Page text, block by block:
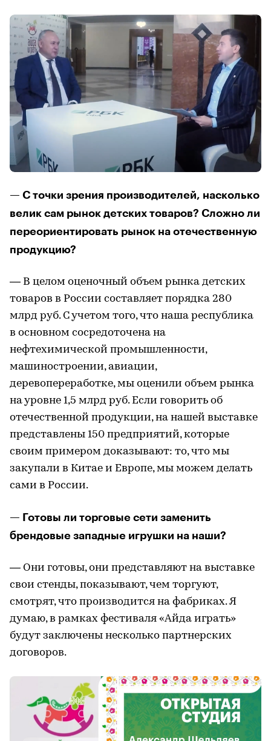
— С точки зрения производителей, насколько
велик сам рынок детских товаров? Сложно ли
переориентировать рынок на отечественную
продукцию?
— В целом оценочный объем рынка детских
товаров в России составляет порядка 280
млрд руб. С учетом того, что наша республика
в основном сосредоточена на
нефтехимической промышленности,
машиностроении, авиации,
деревопереработке, мы оценили объем рынка
на уровне 1,5 млрд руб. Если говорить об
отечественной продукции, на нашей выставке
представлены 150 предприятий, которые
своим примером доказывают: то, что мы
закупали в Китае и Европе, мы можем делать
сами в России.
— Готовы ли торговые сети заменить
брендовые западные игрушки на наши?
— Они готовы, они представляют на выставке
свои стенды, показывают, чем торгуют,
смотрят, что производится на фабриках. Я
думаю, в рамках фестиваля «Айда играть»
будут заключены несколько партнерских
договоров.